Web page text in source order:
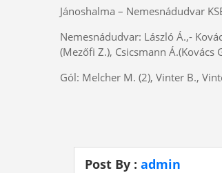
Jánoshalma – Nemesnádudvar
Nemesnádudvar: László Á.,-
(Mezőfi Z.), Csicsmann
Gól: Melcher M. (2), Vinter B.,
Post By : admin